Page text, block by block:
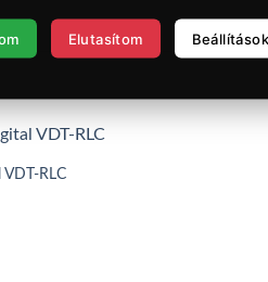
RLC
Elutasítom